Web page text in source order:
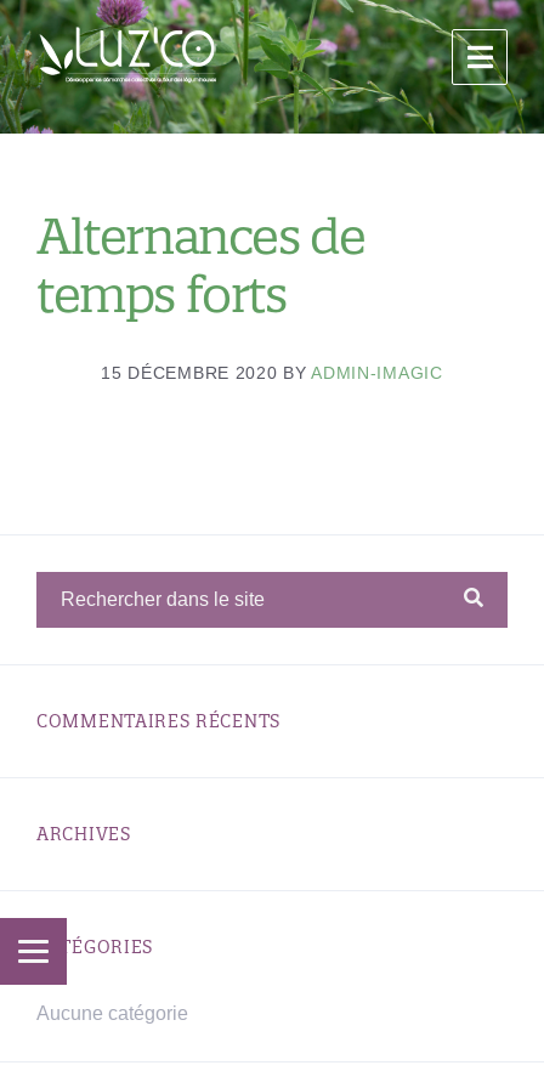
Alternances de
temps forts
15 DÉCEMBRE 2020 BYADMIN-IMAGIC
COMMENTAIRES RÉCENTS
ARCHIVES
CATÉGORIES
Aucune catégorie